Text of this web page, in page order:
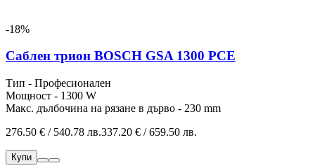
-18%
Саблен трион BOSCH GSA 1300 PCE
Тип - Професионален
Мощност - 1300 W
Макс. дълбочина на рязане в дърво - 230 mm
276.50 € / 540.78 лв.337.20 € / 659.50 лв.
Купи